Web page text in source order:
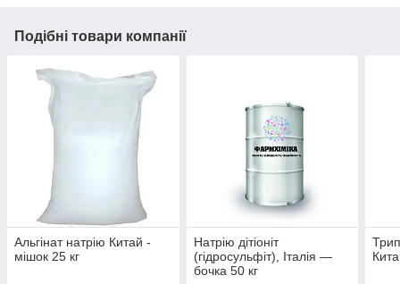
Подібні товари компанії
Альгінат натрію Китай -
мішок 25 кг
Натрію дітіоніт
(гідросульфіт), Італія —
бочка 50 кг